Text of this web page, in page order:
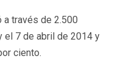
través de 2.500
el 7 de abril de 2014 y
ciento.